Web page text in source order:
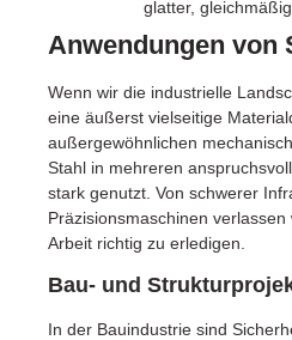
glatter,
Anwendungen von
Wenn wir die industrielle
eine äußerst vielseitige
außergewöhnlichen
Stahl in mehreren
stark genutzt. Von schwerer
Präzisionsmaschinen
Arbeit richtig zu erledigen.
Bau- und
In der Bauindustrie sind